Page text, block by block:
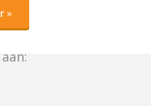
»